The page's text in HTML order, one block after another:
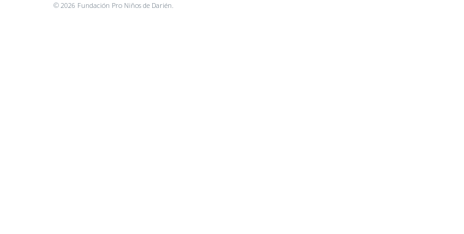
© 2026 Fundación Pro Niños de Darién.